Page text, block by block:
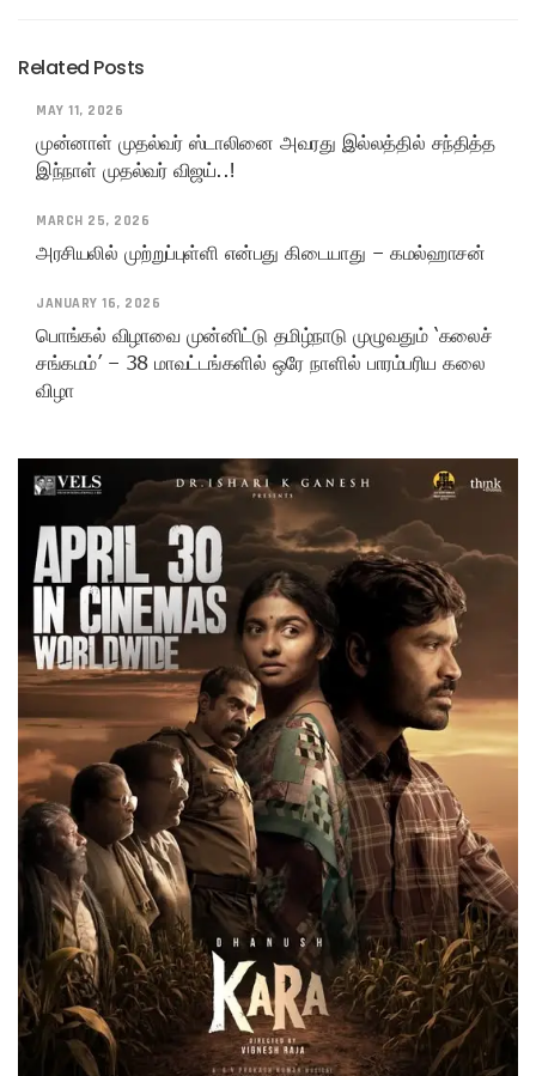
Related Posts
MAY 11, 2026
முன்னாள் முதல்வர் ஸ்டாலினை அவரது இல்லத்தில் சந்தித்த
இந்நாள் முதல்வர் விஜய்..!
MARCH 25, 2026
அரசியலில் முற்றுப்புள்ளி என்பது கிடையாது – கமல்ஹாசன்
JANUARY 16, 2026
பொங்கல் விழாவை முன்னிட்டு தமிழ்நாடு முழுவதும் ‘கலைச்
சங்கமம்’ – 38 மாவட்டங்களில் ஒரே நாளில் பாரம்பரிய கலை
விழா